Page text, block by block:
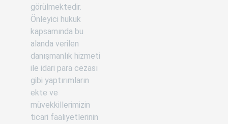
görülmektedir.
Önleyici hukuk
kapsamında bu
alanda verilen
danışmanlık hizmeti
ile idari para cezası
gibi yaptırımların
ekte ve
müvekkillerimizin
ticari faaliyetlerinin